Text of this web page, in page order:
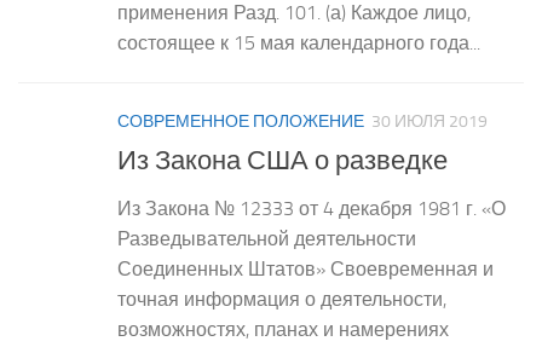
применения Разд. 101. (а) Каждое лицо,
состоящее к 15 мая календарного года...
СОВРЕМЕННОЕ ПОЛОЖЕНИЕ 30 ИЮЛЯ 2019
Из Закона США о разведке
Из Закона № 12333 от 4 декабря 1981 г. «О
Разведывательной деятельности
Соединенных Штатов» Своевременная и
точная информация о деятельности,
возможностях, планах и намерениях